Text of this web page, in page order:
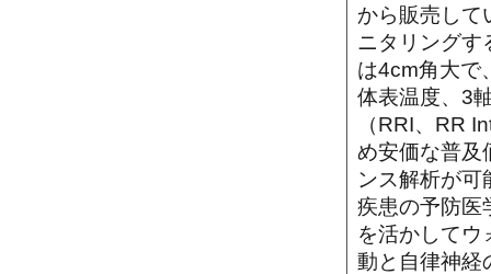
から販売して
ニタリングす
は4cm角大で
体表温度、3
（RRI、RR
め安価な普及
ンス解析が可
疾患の予防医
を活かしてウ
動と自律神経